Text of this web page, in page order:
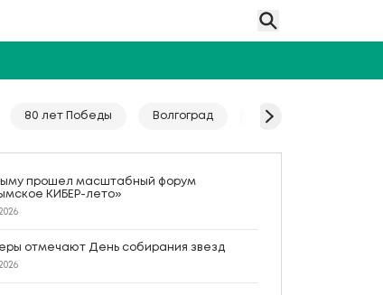
80 лет Победы Волгоград Гайд
прошел масштабный форум
КИБЕР-лето»
отмечают День собирания звезд